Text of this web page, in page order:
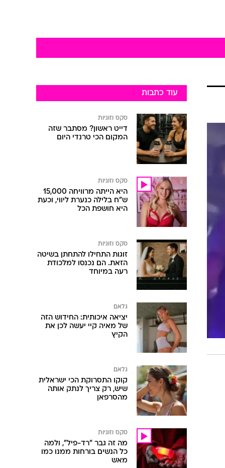
עוד כתבות
סקס וזוגיות
דייט ראשון? מסתבר שזה
המקום הכי טרנדי היום
סקס וזוגיות
היא הייתה מרוויחה 15,000
ש"ח בלילה כנערת ליווי, וכעת
היא חושפת הכל
סקס וזוגיות
זוגות התחילו להתחתן בשיטה
הזאת. הם נכנסו למלכודת
רעה במיוחד
גלאם
יציאה איכותית: החידוש הזה
של מאיה קיי יעשה לכן את
הקיץ
גלאם
קוקו התסרוקת הכי ישראלית
שיש, רק צריך לנתק אותה
מהסרפאן
סקס וזוגיות
מה זה גבר "רד-פיל", ולמה
כל הנשים בורחות ממנו כמו
מאש